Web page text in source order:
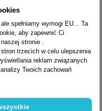
Turbo P-32,P-
T-68; General
I (ISO VG 32),
46506E,
55125Z3,
II; GEC Alstom
typ 2; BS 489-
SkodaTp
spełniamy wymogi EU... Ta
aby zapewnić Ci
stronie .
trzecich w celu ulepszenia
reklam związanych
Twoich zachowań